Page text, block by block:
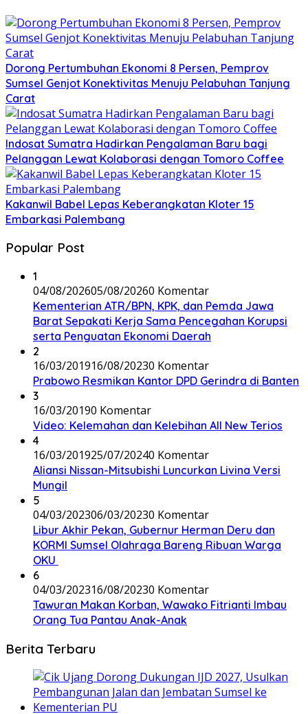
Dorong Pertumbuhan Ekonomi 8 Persen, Pemprov
Sumsel Genjot Konektivitas Menuju Pelabuhan Tanjung
Carat
Indosat Sumatra Hadirkan Pengalaman Baru bagi
Pelanggan Lewat Kolaborasi dengan Tomoro Coffee
Kakanwil Babel Lepas Keberangkatan Kloter 15
Embarkasi Palembang
Popular Post
1
04/08/202605/08/20260 Komentar
Kementerian ATR/BPN, KPK, dan Pemda Jawa
Barat Sepakati Kerja Sama Pencegahan Korupsi
serta Penguatan Ekonomi Daerah
2
16/03/201916/08/20230 Komentar
Prabowo Resmikan Kantor DPD Gerindra di Banten
3
16/03/20190 Komentar
Video: Kelemahan dan Kelebihan All New Terios
4
16/03/201925/07/20240 Komentar
Aliansi Nissan-Mitsubishi Luncurkan Livina Versi
Mungil
5
04/03/202306/03/20230 Komentar
Libur Akhir Pekan, Gubernur Herman Deru dan
KORMI Sumsel Olahraga Bareng Ribuan Warga
OKU
6
04/03/202316/08/20230 Komentar
Tawuran Makan Korban, Wawako Fitrianti Imbau
Orang Tua Pantau Anak-Anak
Berita Terbaru